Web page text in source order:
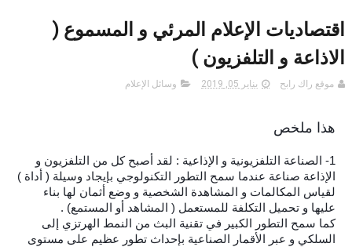
اقتصاديات الإعلام المرئي و المسموع (
الاذاعة و التلفزيون )
موقع راك رابح يناير 05, 2019 وسائل الإعلام
هذا ملخص
1- الصناعة التلفزيونية و الإذاعية : لقد أصبح كل من التلفزيون و
الإذاعة صناعة عندما سمح التطور التكنولوجي بإيجاد وسيلة ( أداة )
لقياس المكالمات و المشاهدة الشخصية و وضع أثمان لها بناء
عليها و تحميل التكلفة للمستعمل ( المشاهد أو المستمع) .
كما سمح التطور الكبير في تقنية البث من النمط الهرتزي إلى
السلكي و عبر الأقمار الصناعية بإحداث تطور عظيم على مستوى